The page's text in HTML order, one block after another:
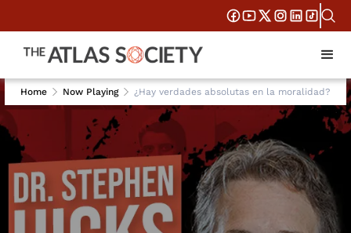
Home Now Playing ¿Hay verdades absolutas en la moralidad?